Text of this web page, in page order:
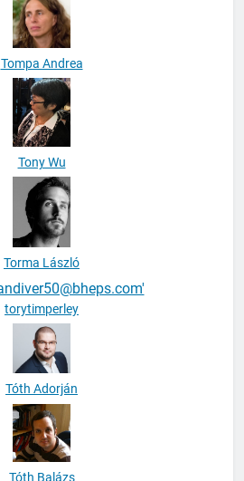
Tompa Andrea
Tony Wu
Torma László
torytimperley
Tóth Adorján
Tóth Balázs